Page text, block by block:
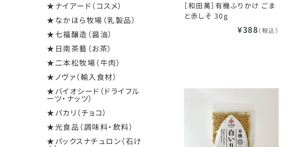
★ナイアード（コスメ）
★なかほら牧場（乳製品）
★七福醸造（醤油）
★日南茶藝（お茶）
★二本松牧場（牛肉）
★ノヴァ（輸入食材）
★バイオシード（ドライフル
ーツ・ナッツ）
★パカリ（チョコ）
★光食品（調味料・飲料）
★パックスナチュロン（石け
［和田萬］有機ふりかけ ごま
と赤しそ 30g
¥388（税込）